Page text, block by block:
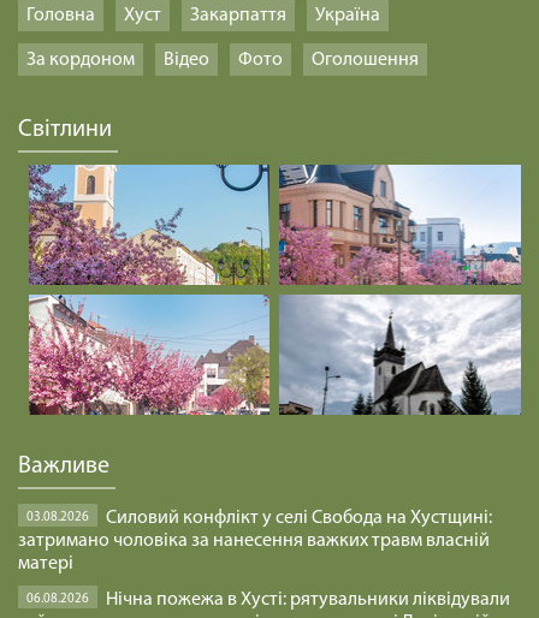
Головна Хуст Закарпаття Україна
За кордоном Відео Фото Оголошення
Світлини
Важливе
03.08.2026
Силовий конфлікт у селі Свобода на Хустщині:
затримано чоловіка за нанесення важких травм власній
матері
06.08.2026
Нічна пожежа в Хусті: рятувальники ліквідували